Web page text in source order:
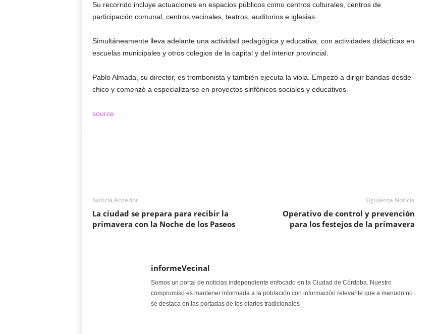
Su recorrido incluye actuaciones en espacios públicos como centros culturales, centros de
participación comunal, centros vecinales, teatros, auditorios e iglesias.
Simultáneamente lleva adelante una actividad pedagógica y educativa, con actividades didácticas en
escuelas municipales y otros colegios de la capital y del interior provincial.
Pablo Almada, su director, es trombonista y también ejecuta la viola. Empezó a dirigir bandas desde
chico y comenzó a especializarse en proyectos sinfónicos sociales y educativos.
source
Noticia Anterior
La ciudad se prepara para recibir la
primavera con la Noche de los Paseos
Siguiente Noticia
Operativo de control y prevención
para los festejos de la primavera
informeVecinal
Somos un portal de noticias independiente enfocado en la Ciudad de Córdoba. Nuestro
compromiso es mantener informada a la población con información relevante que a menudo no
se destaca en las portadas de los diarios tradicionales